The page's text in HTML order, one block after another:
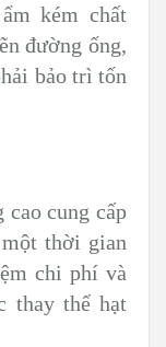
kém chất
đường ống,
bảo trì tốn
cao cung cấp
thời gian
chi phí và
thay thế hạt